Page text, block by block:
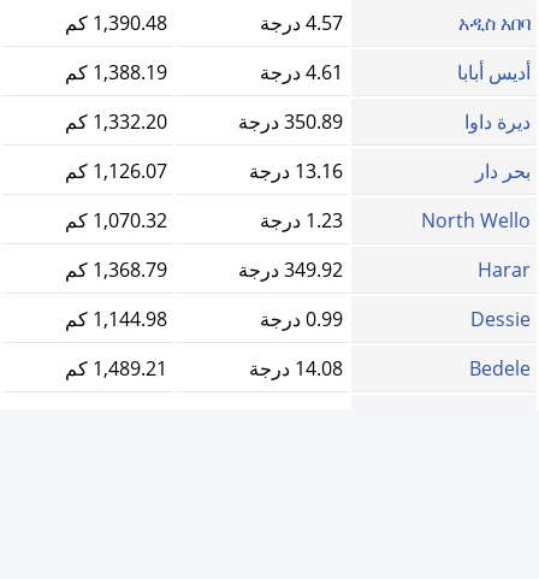
አዲስ አበባ
4.57 درجة
1,390.48 كم
أديس أبابا
4.61 درجة
1,388.19 كم
ديرة داوا
350.89 درجة
1,332.20 كم
بحر دار
13.16 درجة
1,126.07 كم
North Wello
1.23 درجة
1,070.32 كم
Harar
349.92 درجة
1,368.79 كم
Dessie
0.99 درجة
1,144.98 كم
Bedele
14.08 درجة
1,489.21 كم